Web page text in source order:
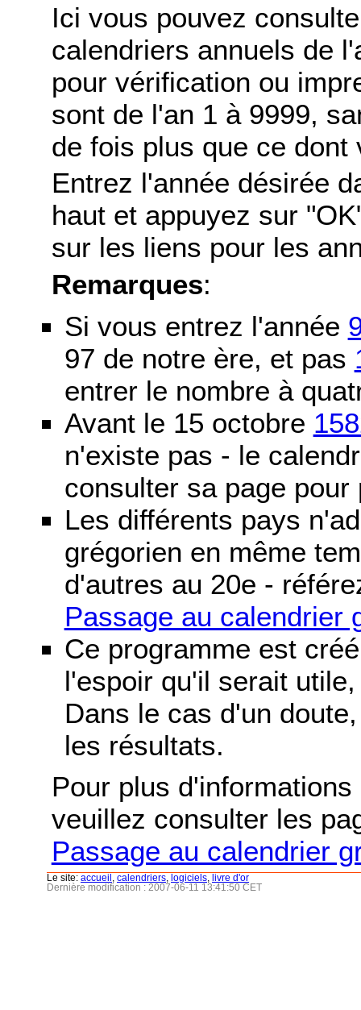
Ici vous pouvez
calendriers annuels de
pour vérification ou
sont de l'an 1 à 9999,
de fois plus que ce dont
Entrez l'année désirée
haut et appuyez sur
sur les liens pour les
Remarques:
Si vous entrez l'année
97 de notre ère, et pas
entrer le nombre à
Avant le 15 octobre
n'existe pas - le
consulter sa page pour
Les différents pays
grégorien en même
d'autres au 20e -
Passage au calendrier
Ce programme est
l'espoir qu'il serait
Dans le cas d'un
les résultats.
Pour plus
veuillez consulter les
Passage au calendrier
Le site: accueil calendriers logiciels
livre d'or
Dernière modification : 2007-06-11 13:41:50 CET